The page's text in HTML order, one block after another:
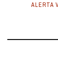
ALERTA